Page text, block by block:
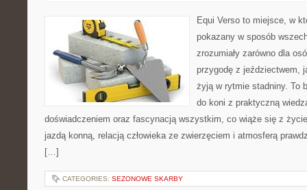
Equi Verso to miejsce, w
pokazany w sposób
zrozumiały zarówno dla
przygodę z jeździectwem,
żyją w rytmie stadniny. To
do koni z praktyczną
doświadczeniem oraz fascynacją wszystkim, co wiąże się z
jazdą konną, relacją człowieka ze zwierzęciem i atmosferą
[…]
CATEGORIES: SEZONOWE SKARBY